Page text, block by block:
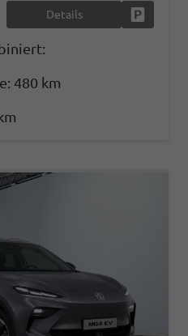
Details
480 km